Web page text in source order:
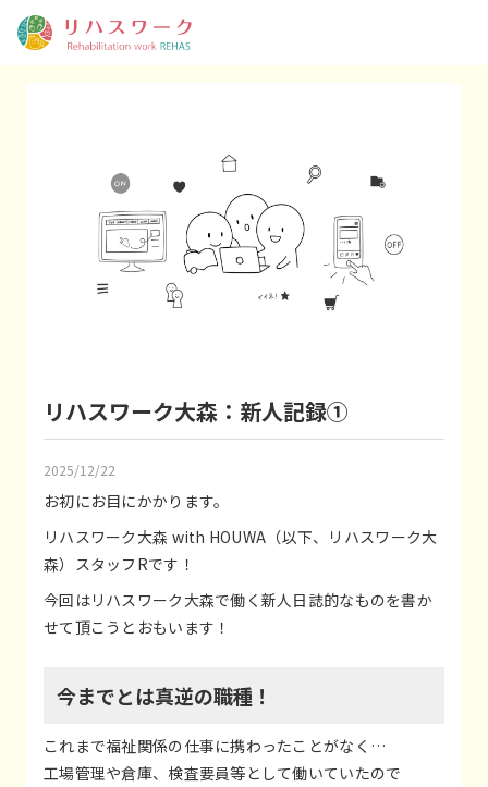
リハスワーク大森：新人記録①
2025/12/22
お初にお目にかかります。
リハスワーク大森 with HOUWA（以下、リハスワーク大
森）スタッフRです！
今回はリハスワーク大森で働く新人日誌的なものを書か
せて頂こうとおもいます！
今までとは真逆の職種！
これまで福祉関係の仕事に携わったことがなく…
工場管理や倉庫、検査要員等として働いていたので